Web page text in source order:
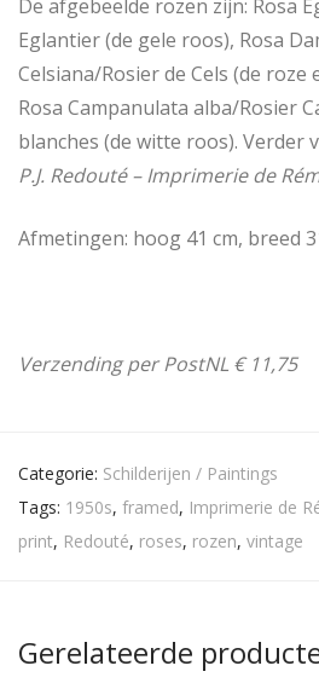
De afgebeelde rozen zijn: Rosa
Eglantier (de gele roos), Rosa
Celsiana/Rosier de Cels (de roze
Rosa Campanulata alba/Rosier
blanches (de witte roos). Verder
P.J. Redouté – Imprimerie de
Afmetingen: hoog 41 cm, breed
Verzending per PostNL € 11,75
Categorie: Schilderijen / Paintings
Tags: 1950s, framed, Imprimerie de
print, Redouté, roses, rozen, vintage
Gerelateerde